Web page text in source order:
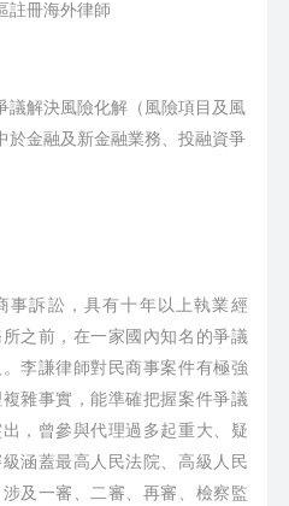
註冊海外律師
議解決風險化解（風險項目及風
於金融及新金融業務、投融資爭
事訴訟，具有十年以上執業經
之前，在一家國內知名的爭議
李謙律師對民商事案件有極強
雜事實，能準確把握案件爭議
，曾參與代理過多起重大、疑
涵蓋最高人民法院、高級人民
及一審、二審、再審、檢察監